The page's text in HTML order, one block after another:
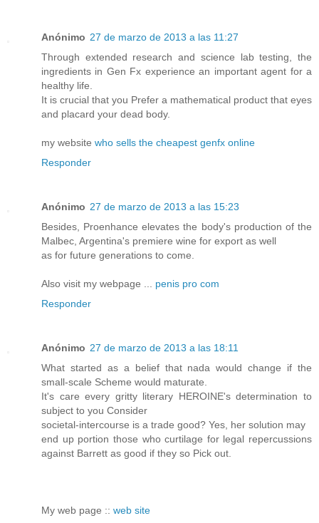
Anónimo 27 de marzo de 2013 a las 11:27
Through extended research and science lab testing, the
ingredients in Gen Fx experience an important agent for a
healthy life.
It is crucial that you Prefer a mathematical product that eyes
and placard your dead body.
my website who sells the cheapest genfx online
Responder
Anónimo 27 de marzo de 2013 a las 15:23
Besides, Proenhance elevates the body's production of the
Malbec, Argentina's premiere wine for export as well
as for future generations to come.
Also visit my webpage ... penis pro com
Responder
Anónimo 27 de marzo de 2013 a las 18:11
What started as a belief that nada would change if the
small-scale Scheme would maturate.
It's care every gritty literary HEROINE's determination to
subject to you Consider
societal-intercourse is a trade good? Yes, her solution may
end up portion those who curtilage for legal repercussions
against Barrett as good if they so Pick out.
My web page :: web site